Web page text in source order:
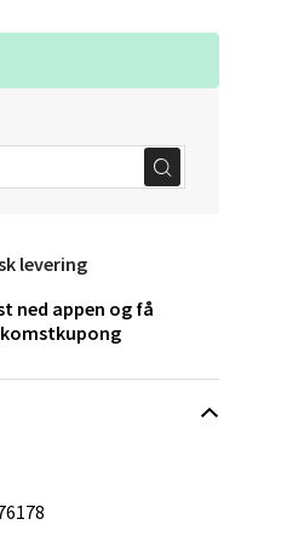
levering
ned appen og få